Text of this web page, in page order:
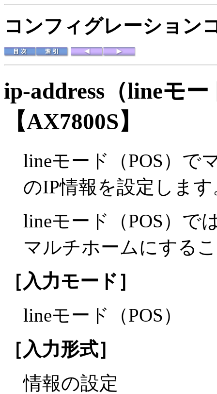
コンフィグレーション
ip-address（lineモ
【AX7800S】
lineモード（POS）で
のIP情報を設定します
lineモード（POS）で
マルチホームにする
［入力モード］
lineモード（POS）
［入力形式］
情報の設定